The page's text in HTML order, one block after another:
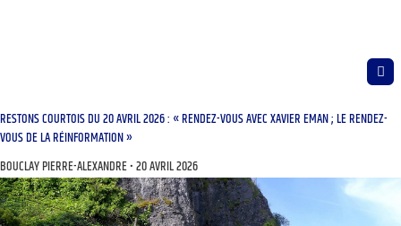
RESTONS COURTOIS DU 20 AVRIL 2026 : « RENDEZ-VOUS AVEC XAVIER EMAN ; LE RENDEZ-
VOUS DE LA RÉINFORMATION »
BOUCLAY PIERRE-ALEXANDRE 20 AVRIL 2026